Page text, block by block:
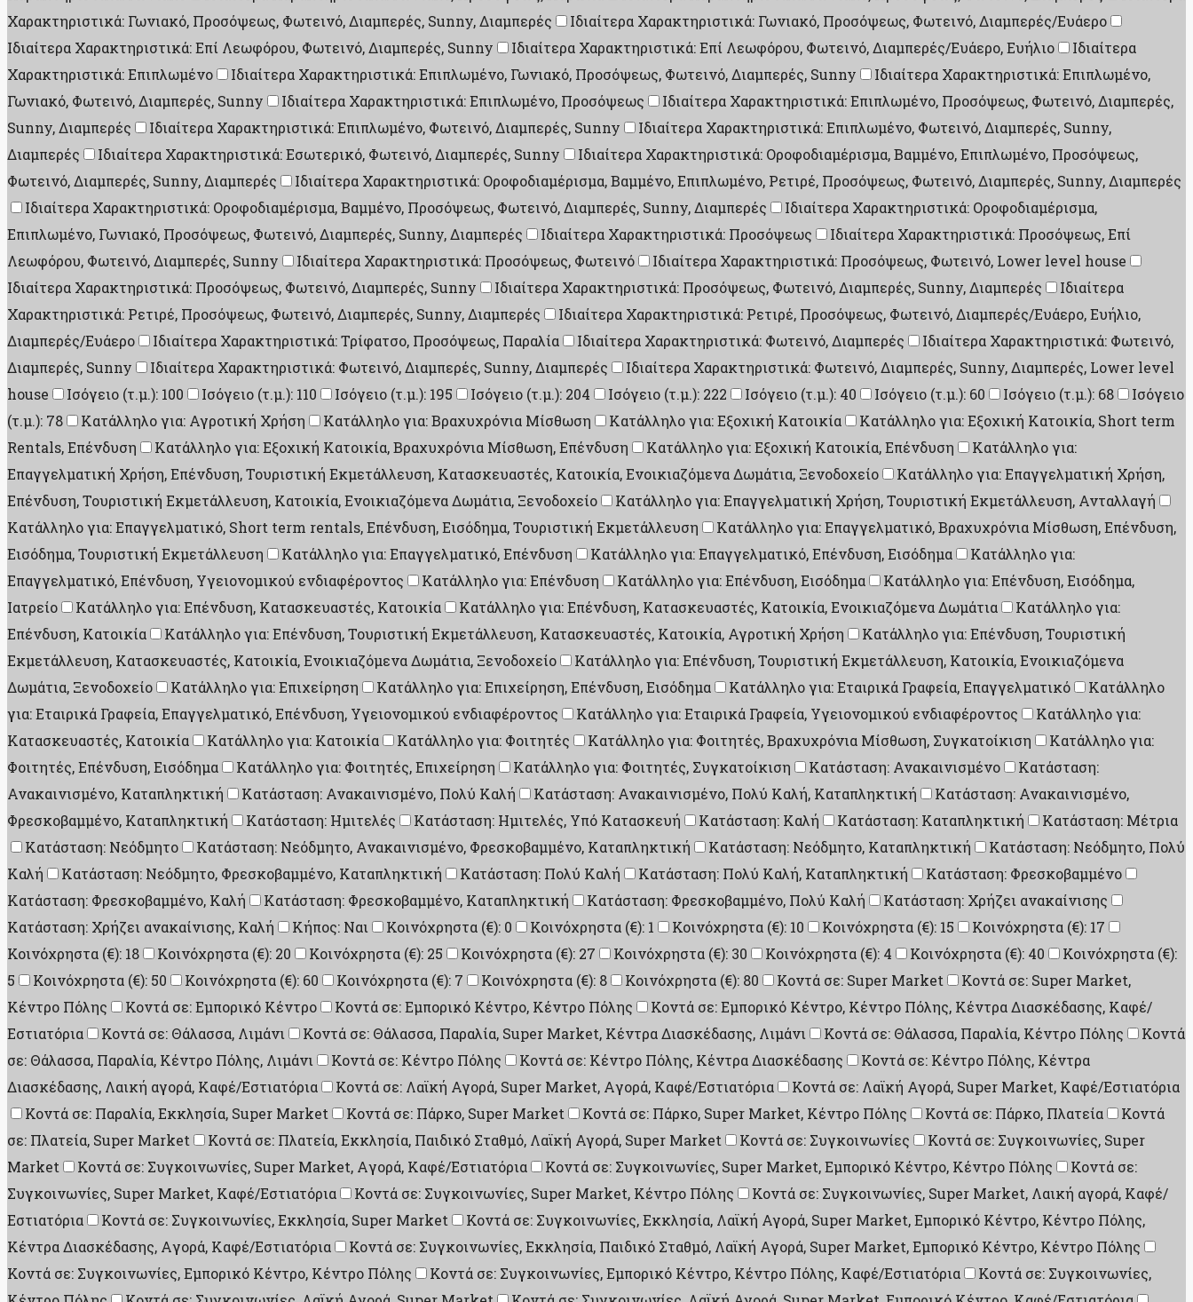
Χαρακτηριστικά: Γωνιακό, Προσόψεως, Φωτεινό, Διαμπερές, Sunny, Διαμπερές
Ιδιαίτερα Χαρακτηριστικά: Γωνιακό, Προσόψεως, Φωτεινό, Διαμπερές/Ευάερο
Ιδιαίτερα Χαρακτηριστικά: Επί Λεωφόρου, Φωτεινό, Διαμπερές, Sunny
Ιδιαίτερα Χαρακτηριστικά: Επί Λεωφόρου, Φωτεινό, Διαμπερές/Ευάερο, Ευήλιο
Ιδιαίτερα
Χαρακτηριστικά: Επιπλωμένο
Ιδιαίτερα Χαρακτηριστικά: Επιπλωμένο, Γωνιακό, Προσόψεως, Φωτεινό, Διαμπερές, Sunny
Ιδιαίτερα Χαρακτηριστικά: Επιπλωμένο,
Γωνιακό, Φωτεινό, Διαμπερές, Sunny
Ιδιαίτερα Χαρακτηριστικά: Επιπλωμένο, Προσόψεως
Ιδιαίτερα Χαρακτηριστικά: Επιπλωμένο, Προσόψεως, Φωτεινό, Διαμπερές,
Sunny, Διαμπερές
Ιδιαίτερα Χαρακτηριστικά: Επιπλωμένο, Φωτεινό, Διαμπερές, Sunny
Ιδιαίτερα Χαρακτηριστικά: Επιπλωμένο, Φωτεινό, Διαμπερές, Sunny,
Διαμπερές
Ιδιαίτερα Χαρακτηριστικά: Εσωτερικό, Φωτεινό, Διαμπερές, Sunny
Ιδιαίτερα Χαρακτηριστικά: Οροφοδιαμέρισμα, Βαμμένο, Επιπλωμένο, Προσόψεως,
Φωτεινό, Διαμπερές, Sunny, Διαμπερές
Ιδιαίτερα Χαρακτηριστικά: Οροφοδιαμέρισμα, Βαμμένο, Επιπλωμένο, Ρετιρέ, Προσόψεως, Φωτεινό, Διαμπερές, Sunny, Διαμπερές
Ιδιαίτερα Χαρακτηριστικά: Οροφοδιαμέρισμα, Βαμμένο, Προσόψεως, Φωτεινό, Διαμπερές, Sunny, Διαμπερές
Ιδιαίτερα Χαρακτηριστικά: Οροφοδιαμέρισμα,
Επιπλωμένο, Γωνιακό, Προσόψεως, Φωτεινό, Διαμπερές, Sunny, Διαμπερές
Ιδιαίτερα Χαρακτηριστικά: Προσόψεως
Ιδιαίτερα Χαρακτηριστικά: Προσόψεως, Επί
Λεωφόρου, Φωτεινό, Διαμπερές, Sunny
Ιδιαίτερα Χαρακτηριστικά: Προσόψεως, Φωτεινό
Ιδιαίτερα Χαρακτηριστικά: Προσόψεως, Φωτεινό, Lower level house
Ιδιαίτερα Χαρακτηριστικά: Προσόψεως, Φωτεινό, Διαμπερές, Sunny
Ιδιαίτερα Χαρακτηριστικά: Προσόψεως, Φωτεινό, Διαμπερές, Sunny, Διαμπερές
Ιδιαίτερα
Χαρακτηριστικά: Ρετιρέ, Προσόψεως, Φωτεινό, Διαμπερές, Sunny, Διαμπερές
Ιδιαίτερα Χαρακτηριστικά: Ρετιρέ, Προσόψεως, Φωτεινό, Διαμπερές/Ευάερο, Ευήλιο,
Διαμπερές/Ευάερο
Ιδιαίτερα Χαρακτηριστικά: Τρίφατσο, Προσόψεως, Παραλία Ιδιαίτερα Χαρακτηριστικά: Φωτεινό, Διαμπερές
Ιδιαίτερα Χαρακτηριστικά: Φωτεινό,
Διαμπερές, Sunny
Ιδιαίτερα Χαρακτηριστικά: Φωτεινό, Διαμπερές, Sunny, Διαμπερές
Ιδιαίτερα Χαρακτηριστικά: Φωτεινό, Διαμπερές, Sunny, Διαμπερές, Lower level
house
Ισόγειο (τ.μ.): 100 Ισόγειο (τ.μ.): 110 Ισόγειο (τ.μ.): 195 Ισόγειο (τ.μ.): 204 Ισόγειο (τ.μ.): 222 Ισόγειο (τ.μ.): 40 Ισόγειο (τ.μ.): 60 Ισόγειο (τ.μ.): 68
Ισόγειο
(τ.μ.): 78
Κατάλληλο για: Αγροτική Χρήση Κατάλληλο για: Βραχυχρόνια Μίσθωση Κατάλληλο για: Εξοχική Κατοικία
Κατάλληλο για: Εξοχική Κατοικία, Short term
Rentals, Επένδυση
Κατάλληλο για: Εξοχική Κατοικία, Βραχυχρόνια Μίσθωση, Επένδυση Κατάλληλο για: Εξοχική Κατοικία, Επένδυση
Κατάλληλο για:
Επαγγελματική Χρήση, Επένδυση, Τουριστική Εκμετάλλευση, Κατασκευαστές, Κατοικία, Ενοικιαζόμενα Δωμάτια, Ξενοδοχείο
Κατάλληλο για: Επαγγελματική Χρήση,
Επένδυση, Τουριστική Εκμετάλλευση, Κατοικία, Ενοικιαζόμενα Δωμάτια, Ξενοδοχείο
Κατάλληλο για: Επαγγελματική Χρήση, Τουριστική Εκμετάλλευση, Ανταλλαγή
Κατάλληλο για: Επαγγελματικό, Short term rentals, Επένδυση, Εισόδημα, Τουριστική Εκμετάλλευση
Κατάλληλο για: Επαγγελματικό, Βραχυχρόνια Μίσθωση, Επένδυση,
Εισόδημα, Τουριστική Εκμετάλλευση
Κατάλληλο για: Επαγγελματικό, Επένδυση Κατάλληλο για: Επαγγελματικό, Επένδυση, Εισόδημα
Κατάλληλο για:
Επαγγελματικό, Επένδυση, Υγειονομικού ενδιαφέροντος
Κατάλληλο για: Επένδυση Κατάλληλο για: Επένδυση, Εισόδημα
Κατάλληλο για: Επένδυση, Εισόδημα,
Ιατρείο
Κατάλληλο για: Επένδυση, Κατασκευαστές, Κατοικία Κατάλληλο για: Επένδυση, Κατασκευαστές, Κατοικία, Ενοικιαζόμενα Δωμάτια
Κατάλληλο για:
Επένδυση, Κατοικία
Κατάλληλο για: Επένδυση, Τουριστική Εκμετάλλευση, Κατασκευαστές, Κατοικία, Αγροτική Χρήση
Κατάλληλο για: Επένδυση, Τουριστική
Εκμετάλλευση, Κατασκευαστές, Κατοικία, Ενοικιαζόμενα Δωμάτια, Ξενοδοχείο
Κατάλληλο για: Επένδυση, Τουριστική Εκμετάλλευση, Κατοικία, Ενοικιαζόμενα
Δωμάτια, Ξενοδοχείο
Κατάλληλο για: Επιχείρηση Κατάλληλο για: Επιχείρηση, Επένδυση, Εισόδημα Κατάλληλο για: Εταιρικά Γραφεία, Επαγγελματικό
Κατάλληλο
για: Εταιρικά Γραφεία, Επαγγελματικό, Επένδυση, Υγειονομικού ενδιαφέροντος
Κατάλληλο για: Εταιρικά Γραφεία, Υγειονομικού ενδιαφέροντος
Κατάλληλο για:
Κατασκευαστές, Κατοικία
Κατάλληλο για: Κατοικία Κατάλληλο για: Φοιτητές Κατάλληλο για: Φοιτητές, Βραχυχρόνια Μίσθωση, Συγκατοίκιση
Κατάλληλο για:
Φοιτητές, Επένδυση, Εισόδημα
Κατάλληλο για: Φοιτητές, Επιχείρηση Κατάλληλο για: Φοιτητές, Συγκατοίκιση Κατάσταση: Ανακαινισμένο
Κατάσταση:
Ανακαινισμένο, Καταπληκτική
Κατάσταση: Ανακαινισμένο, Πολύ Καλή Κατάσταση: Ανακαινισμένο, Πολύ Καλή, Καταπληκτική
Κατάσταση: Ανακαινισμένο,
Φρεσκοβαμμένο, Καταπληκτική
Κατάσταση: Ημιτελές Κατάσταση: Ημιτελές, Υπό Κατασκευή Κατάσταση: Καλή Κατάσταση: Καταπληκτική
Κατάσταση: Μέτρια
Κατάσταση: Νεόδμητο
Κατάσταση: Νεόδμητο, Ανακαινισμένο, Φρεσκοβαμμένο, Καταπληκτική Κατάσταση: Νεόδμητο, Καταπληκτική
Κατάσταση: Νεόδμητο, Πολύ
Καλή
Κατάσταση: Νεόδμητο, Φρεσκοβαμμένο, Καταπληκτική Κατάσταση: Πολύ Καλή Κατάσταση: Πολύ Καλή, Καταπληκτική
Κατάσταση: Φρεσκοβαμμένο
Κατάσταση: Φρεσκοβαμμένο, Καλή
Κατάσταση: Φρεσκοβαμμένο, Καταπληκτική Κατάσταση: Φρεσκοβαμμένο, Πολύ Καλή
Κατάσταση: Χρήζει ανακαίνισης
Κατάσταση: Χρήζει ανακαίνισης, Καλή
Κήπος: Ναι Κοινόχρηστα (€): 0 Κοινόχρηστα (€): 1 Κοινόχρηστα (€): 10 Κοινόχρηστα (€): 15
Κοινόχρηστα (€): 17
Κοινόχρηστα (€): 18
Κοινόχρηστα (€): 20 Κοινόχρηστα (€): 25 Κοινόχρηστα (€): 27 Κοινόχρηστα (€): 30 Κοινόχρηστα (€): 4 Κοινόχρηστα (€): 40
Κοινόχρηστα (€):
5
Κοινόχρηστα (€): 50 Κοινόχρηστα (€): 60 Κοινόχρηστα (€): 7 Κοινόχρηστα (€): 8 Κοινόχρηστα (€): 80 Κοντά σε: Super Market
Κοντά σε: Super Market,
Κέντρο Πόλης
Κοντά σε: Εμπορικό Κέντρο Κοντά σε: Εμπορικό Κέντρο, Κέντρο Πόλης
Κοντά σε: Εμπορικό Κέντρο, Κέντρο Πόλης, Κέντρα Διασκέδασης, Καφέ/
Εστιατόρια
Κοντά σε: Θάλασσα, Λιμάνι Κοντά σε: Θάλασσα, Παραλία, Super Market, Κέντρα Διασκέδασης, Λιμάνι Κοντά σε: Θάλασσα, Παραλία, Κέντρο Πόλης
Κοντά
σε: Θάλασσα, Παραλία, Κέντρο Πόλης, Λιμάνι
Κοντά σε: Κέντρο Πόλης Κοντά σε: Κέντρο Πόλης, Κέντρα Διασκέδασης
Κοντά σε: Κέντρο Πόλης, Κέντρα
Διασκέδασης, Λαική αγορά, Καφέ/Εστιατόρια
Κοντά σε: Λαϊκή Αγορά, Super Market, Aγορά, Καφέ/Εστιατόρια
Κοντά σε: Λαϊκή Αγορά, Super Market, Καφέ/Εστιατόρια
Κοντά σε: Παραλία, Εκκλησία, Super Market
Κοντά σε: Πάρκο, Super Market Κοντά σε: Πάρκο, Super Market, Κέντρο Πόλης Κοντά σε: Πάρκο, Πλατεία
Κοντά
σε: Πλατεία, Super Market
Κοντά σε: Πλατεία, Εκκλησία, Παιδικό Σταθμό, Λαϊκή Αγορά, Super Market Κοντά σε: Συγκοινωνίες
Κοντά σε: Συγκοινωνίες, Super
Market
Κοντά σε: Συγκοινωνίες, Super Market, Aγορά, Καφέ/Εστιατόρια Κοντά σε: Συγκοινωνίες, Super Market, Εμπορικό Κέντρο, Κέντρο Πόλης
Κοντά σε:
Συγκοινωνίες, Super Market, Καφέ/Εστιατόρια
Κοντά σε: Συγκοινωνίες, Super Market, Κέντρο Πόλης
Κοντά σε: Συγκοινωνίες, Super Market, Λαική αγορά, Καφέ/
Εστιατόρια
Κοντά σε: Συγκοινωνίες, Εκκλησία, Super Market
Κοντά σε: Συγκοινωνίες, Εκκλησία, Λαϊκή Αγορά, Super Market, Εμπορικό Κέντρο, Κέντρο Πόλης,
Κέντρα Διασκέδασης, Aγορά, Καφέ/Εστιατόρια
Κοντά σε: Συγκοινωνίες, Εκκλησία, Παιδικό Σταθμό, Λαϊκή Αγορά, Super Market, Εμπορικό Κέντρο, Κέντρο Πόλης
Κοντά σε: Συγκοινωνίες, Εμπορικό Κέντρο, Κέντρο Πόλης
Κοντά σε: Συγκοινωνίες, Εμπορικό Κέντρο, Κέντρο Πόλης, Καφέ/Εστιατόρια
Κοντά σε: Συγκοινωνίες,